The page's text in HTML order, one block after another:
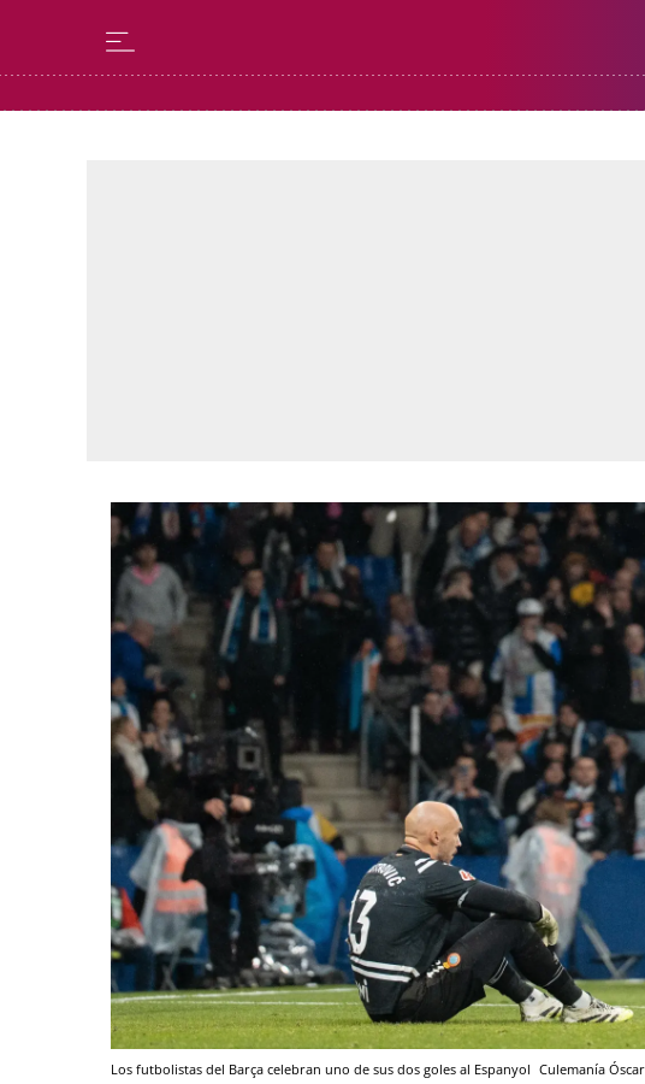
Los futbolistas del Barça celebran uno de sus dos goles al Espanyol Culemanía